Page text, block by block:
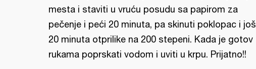
mesta i staviti u vruću posudu sa papirom za
pečenje i peći 20 minuta, pa skinuti poklopac i još
20 minuta otprilike na 200 stepeni. Kada je gotov
rukama poprskati vodom i uviti u krpu. Prijatno!!